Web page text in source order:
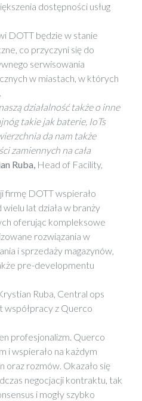
dostępności usług
DOTT będzie w stanie
co przyczyni się do
serwisowania
w miastach, w których
działalność także o inne
takie jak baterie, IoTs
da nam także
zamiennych na cała
Ruba, Head of Facility,
firmę DOTT wspierało
wielu lat działa w branży
oferując kompleksowe
rozwiązania w
i sprzedaży magazynów,
pre-developmentu
Ruba, Central ops
współpracy z Querco
profesjonalizm. Querco
i wspierało na każdym
oraz rozmów. Okazało się
negocjacji kontraktu, tak
i mogły szybko